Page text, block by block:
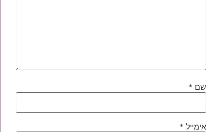
שם *
אימייל *